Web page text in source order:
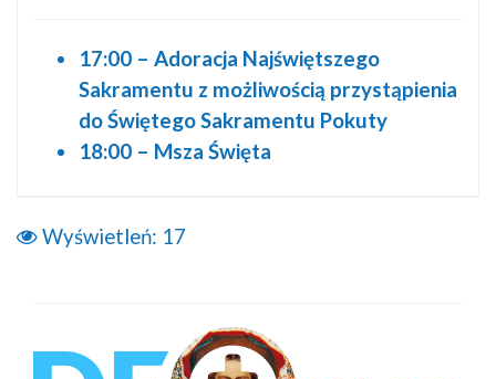
17:00 – Adoracja Najświętszego
Sakramentu z możliwością przystąpienia
do Świętego Sakramentu Pokuty
18:00 – Msza Święta
Wyświetleń: 17